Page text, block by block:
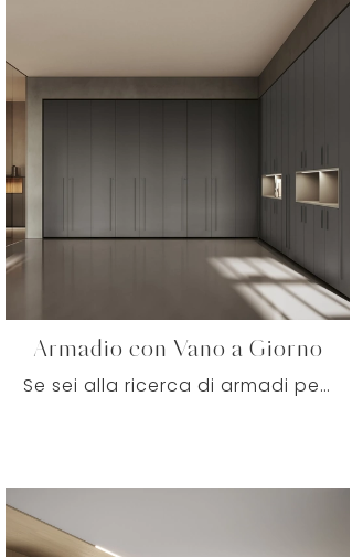
Armadio con Vano a Giorno
Se sei alla ricerca di armadi per ufficio di Colombini Office, clicca e ottieni informazioni sul modello Armadio con Vano a Giorno in melaminico per ...